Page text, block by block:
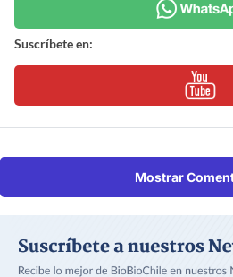
Suscríbete en:
Mostrar